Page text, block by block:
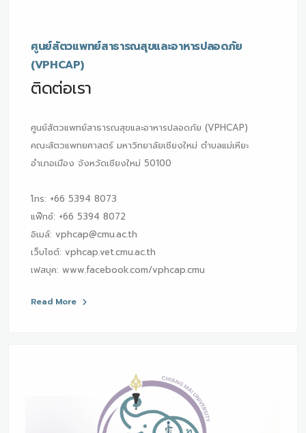
ศูนย์สัตวแพทย์สาธารณสุขและอาหารปลอดภัย
(VPHCAP)
ติดต่อเรา
ศูนย์สัตวแพทย์สาธารณสุขและอาหารปลอดภัย (VPHCAP)
คณะสัตวแพทยศาสตร์ มหาวิทยาลัยเชียงใหม่ ตำบลแม่เหียะ
อำเภอเมือง จังหวัดเชียงใหม่ 50100
โทร: +66 5394 8073
แฟ๊กซ์: +66 5394 8072
อิเมล์: vphcap@cmu.ac.th
เว็บไซต์: vphcap.vet.cmu.ac.th
เฟสบุค: www.facebook.com/vphcap.cmu
Read More